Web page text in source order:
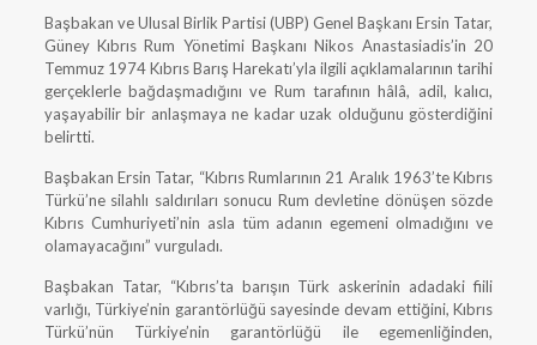
Başbakan ve Ulusal Birlik Partisi (UBP) Genel Başkanı Ersin Tatar,
Güney Kıbrıs Rum Yönetimi Başkanı Nikos Anastasiadis’in 20
Temmuz 1974 Kıbrıs Barış Harekatı’yla ilgili açıklamalarının tarihi
gerçeklerle bağdaşmadığını ve Rum tarafının hâlâ, adil, kalıcı,
yaşayabilir bir anlaşmaya ne kadar uzak olduğunu gösterdiğini
belirtti.
Başbakan Ersin Tatar, “Kıbrıs Rumlarının 21 Aralık 1963’te Kıbrıs
Türkü’ne silahlı saldırıları sonucu Rum devletine dönüşen sözde
Kıbrıs Cumhuriyeti’nin asla tüm adanın egemeni olmadığını ve
olamayacağını” vurguladı.
Başbakan Tatar, “Kıbrıs’ta barışın Türk askerinin adadaki fiili
varlığı, Türkiye’nin garantörlüğü sayesinde devam ettiğini, Kıbrıs
Türkü’nün Türkiye’nin garantörlüğü ile egemenliğinden,